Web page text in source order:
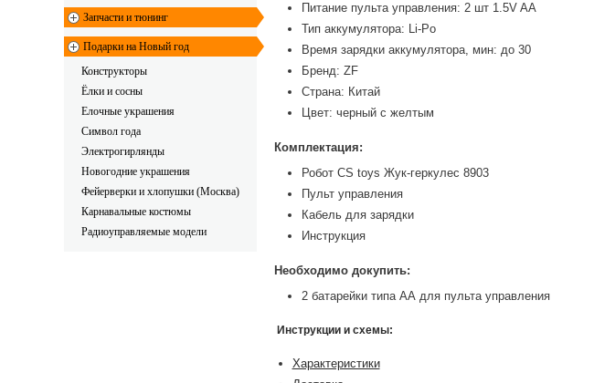
Запчасти и тюнинг
Подарки на Новый год
Конструкторы
Ёлки и сосны
Елочные украшения
Символ года
Электрогирлянды
Новогодние украшения
Фейерверки и хлопушки (Москва)
Карнавальные костюмы
Радиоуправляемые модели
Питание пульта управления: 2 шт 1.5V AA
Тип аккумулятора: Li-Po
Время зарядки аккумулятора, мин: до 30
Бренд: ZF
Страна: Китай
Цвет: черный с желтым
Комплектация:
Робот CS toys Жук-геркулес 8903
Пульт управления
Кабель для зарядки
Инструкция
Необходимо докупить:
2 батарейки типа АА для пульта управления
Инструкции и схемы:
Характеристики